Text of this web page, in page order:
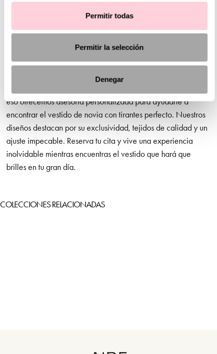
Permitir todas
Permitir la selección
Denegar
detalle romántico. Además, este tipo de diseño permite una
movimiento en cada momento de la celebración.
Descubre el vestido de novia ideal para ti
eso ofrecemos asesoría personalizada para ayudarte a
encontrar el vestido de novia con tirantes perfecto. Nuestros
diseños destacan por su exclusividad, tejidos de calidad y un
ajuste impecable. Reserva tu cita y vive una experiencia
inolvidable mientras encuentras el vestido que hará que
brilles en tu gran día.
COLECCIONES RELACIONADAS